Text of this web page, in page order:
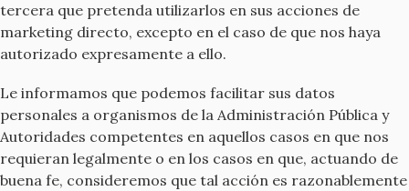
tercera que pretenda utilizarlos en sus acciones de
marketing directo, excepto en el caso de que nos haya
autorizado expresamente a ello.
Le informamos que podemos facilitar sus datos
personales a organismos de la Administración Pública y
Autoridades competentes en aquellos casos en que nos
requieran legalmente o en los casos en que, actuando de
buena fe, consideremos que tal acción es razonablemente